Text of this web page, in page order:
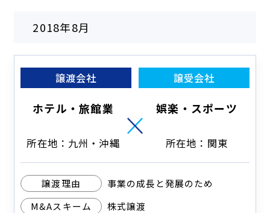
2018年8月
譲渡会社
ホテル・旅館業
所在地：九州・沖縄
譲受会社
娯楽・スポーツ
所在地：関東
譲渡理由
事業の成長と発展のため
M&Aスキーム
株式譲渡